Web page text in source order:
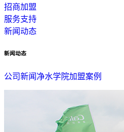
招商加盟
服务支持
新闻动态
新闻动态
公司新闻 净水学院加盟案例